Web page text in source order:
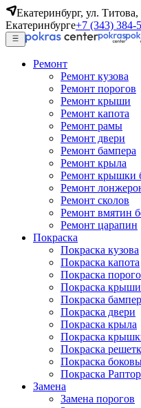
Екатеринбург, ул. Титова,
Екатеринбурге+7 (343) 384-
Ремонт
Ремонт кузова
Ремонт порогов
Ремонт крыши
Ремонт капота
Ремонт рамы
Ремонт двери
Ремонт бампера
Ремонт крыла
Ремонт крышки
Ремонт
Ремонт сколов
Ремонт вмятин
Ремонт царапин
Покраска
Покраска кузова
Покраска капота
Покраска
Покраска крыши
Покраска
Покраска двери
Покраска крыла
Покраска
Покраска
Покраска
Покраска
Замена
Замена порогов